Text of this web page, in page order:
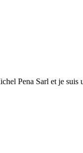
Pena Sarl et je suis